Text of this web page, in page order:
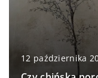
12 października